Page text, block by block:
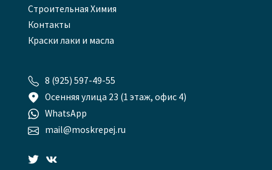
Строительная Химия
Контакты
Краски лаки и масла
 8 (925) 597-49-55
 Осенняя улица 23 (1 этаж, офис 4)
 WhatsApp
 mail@moskrepej.ru
 